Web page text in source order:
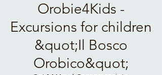
Orobie4Kids -
Excursions for children
&quot;Il Bosco
Orobico&quot;